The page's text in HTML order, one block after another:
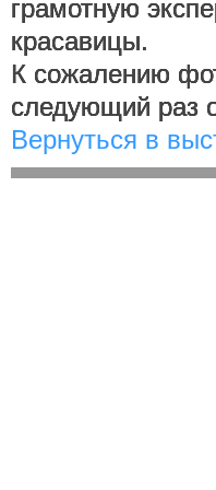
грамотную
красавицы.
К сожалению
следующий раз
Вернуться в